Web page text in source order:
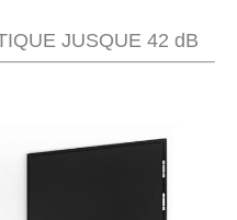
JUSQUE 42 dB